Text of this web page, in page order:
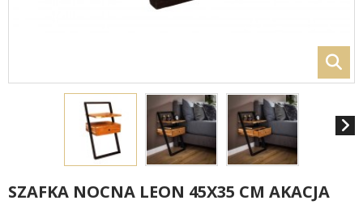
SZAFKA NOCNA LEON 45X35 CM AKACJA